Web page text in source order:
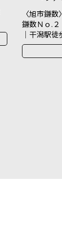
〈旭市鎌
鎌数Ｎｏ.
｜干潟駅徒